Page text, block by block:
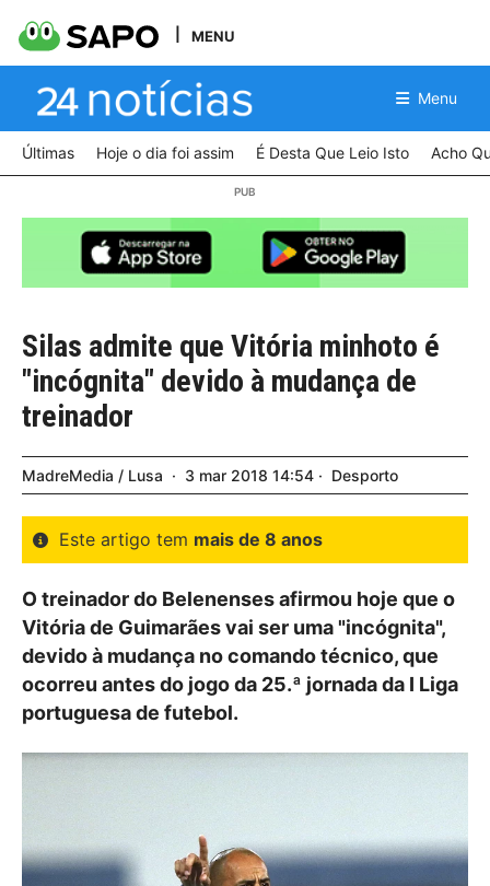
MENU
Menu
Últimas Hoje o dia foi assim É Desta Que Leio Isto Acho
Silas admite que Vitória minhoto é
"incógnita" devido à mudança de
treinador
MadreMedia / Lusa 3 mar 2018 14:54 Desporto
Este artigo tem mais de 8 anos
O treinador do Belenenses afirmou hoje que o
Vitória de Guimarães vai ser uma "incógnita",
devido à mudança no comando técnico, que
ocorreu antes do jogo da 25.ª jornada da I Liga
portuguesa de futebol.